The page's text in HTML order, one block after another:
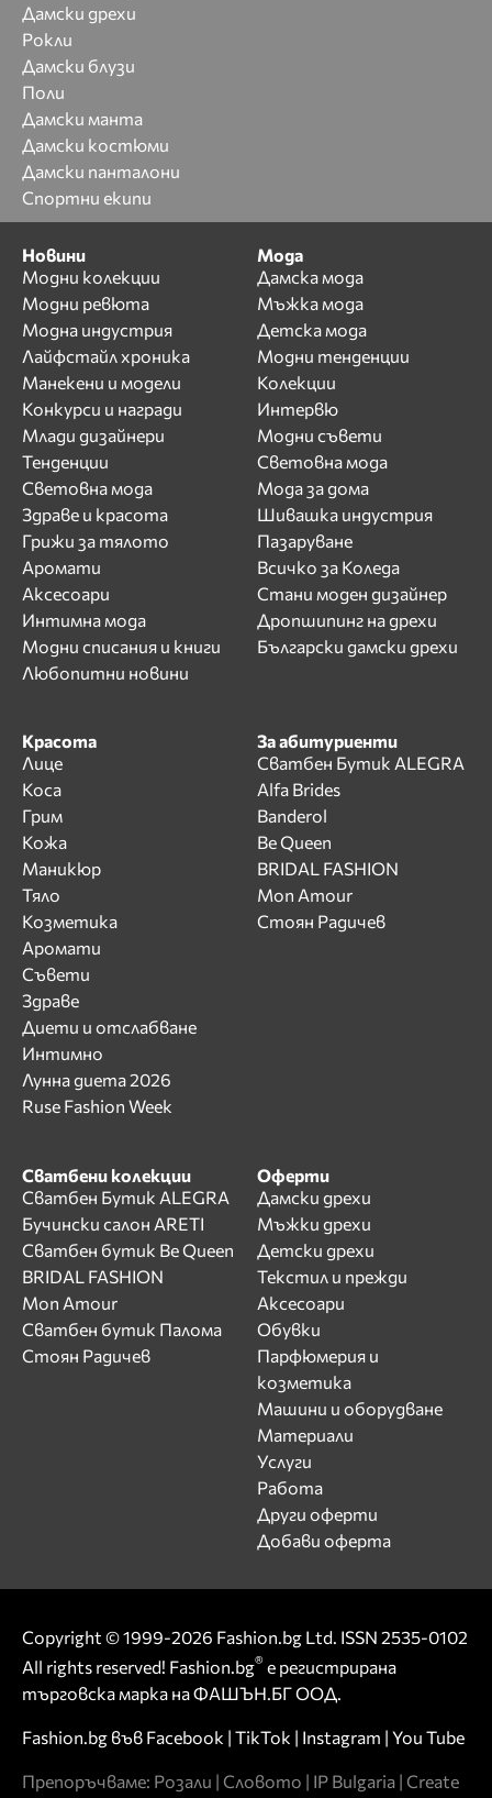
Дамски дрехи
Рокли
Дамски блузи
Поли
Дамски манта
Дамски костюми
Дамски панталони
Спортни екипи
Новини
Модни колекции
Модни ревюта
Модна индустрия
Лайфстайл хроника
Манекени и модели
Конкурси и награди
Млади дизайнери
Тенденции
Световна мода
Здраве и красота
Грижи за тялото
Аромати
Аксесоари
Интимна мода
Модни списания и книги
Любопитни новини
Мода
Дамска мода
Мъжка мода
Детска мода
Модни тенденции
Колекции
Интервю
Модни съвети
Световна мода
Мода за дома
Шивашка индустрия
Пазаруване
Всичко за Коледа
Стани моден дизайнер
Дропшипинг на дрехи
Български дамски дрехи
Красота
Лице
Коса
Грим
Кожа
Маникюр
Тяло
Козметика
Аромати
Съвети
Здраве
Диети и отслабване
Интимно
Лунна диета 2026
Ruse Fashion Week
За абитуриенти
Сватбен Бутик ALEGRA
Alfa Brides
Banderol
Be Queen
BRIDAL FASHION
Mon Amour
Стоян Радичев
Сватбени колекции
Сватбен Бутик ALEGRA
Бучински салон ARETI
Сватбен бутик Be Queen
BRIDAL FASHION
Mon Amour
Сватбен бутик Палома
Стоян Радичев
Оферти
Дамски дрехи
Мъжки дрехи
Детски дрехи
Текстил и прежди
Аксесоари
Обувки
Парфюмерия и
козметика
Машини и оборудване
Материали
Услуги
Работа
Други оферти
Добави оферта
Copyright © 1999-2026 Fashion.bg Ltd. ISSN 2535-0102
All rights reserved! Fashion.bg® е регистрирана
търговска марка на ФАШЪН.БГ ООД.
Fashion.bg във Facebook | TikTok | Instagram | You Tube
Препоръчваме: Розали | Словото | IP Bulgaria | Create